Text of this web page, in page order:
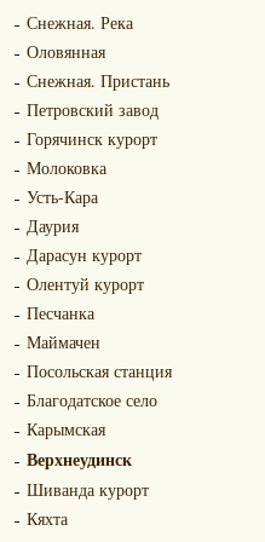
Снежная. Река
Оловянная
Снежная. Пристань
Петровский завод
Горячинск курорт
Молоковка
Усть-Кара
Даурия
Дарасун курорт
Олентуй курорт
Песчанка
Маймачен
Посольская станция
Благодатское село
Карымская
Верхнеудинск
Шиванда курорт
Кяхта